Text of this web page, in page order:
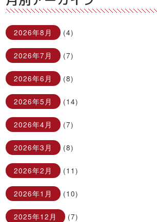
2026年8月 (4)
2026年7月 (7)
2026年6月 (8)
2026年5月 (14)
2026年4月 (7)
2026年3月 (8)
2026年2月 (11)
2026年1月 (10)
2025年12月 (7)